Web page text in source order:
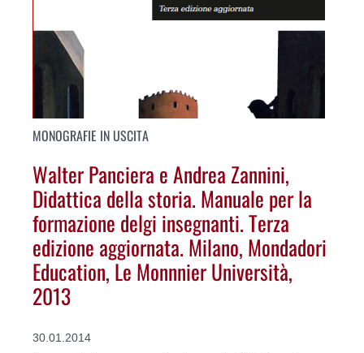
MONOGRAFIE IN USCITA
Walter Panciera e Andrea Zannini,
Didattica della storia. Manuale per la
formazione delgi insegnanti. Terza
edizione aggiornata. Milano, Mondadori
Education, Le Monnnier Università,
2013
30.01.2014